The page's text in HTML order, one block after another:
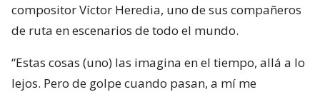
compositor Víctor Heredia, uno de sus compañeros
de ruta en escenarios de todo el mundo.
“Estas cosas (uno) las imagina en el tiempo, allá a lo
lejos. Pero de golpe cuando pasan, a mí me